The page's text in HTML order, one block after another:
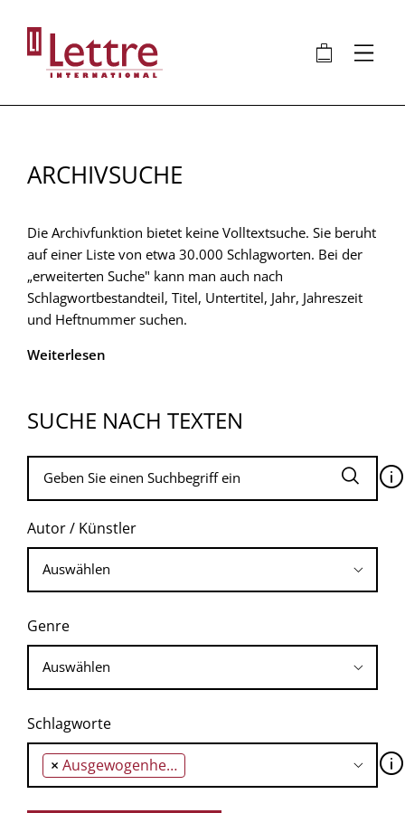
Inhalt
🛍 ⋮
ARCHIVSUCHE
Die Archivfunktion bietet keine Volltextsuche. Sie beruht
auf einer Liste von etwa 30.000 Schlagworten. Bei der
„erweiterten Suche" kann man auch nach
Schlagwortbestandteil, Titel, Untertitel, Jahr, Jahreszeit
und Heftnummer suchen.
Weiterlesen
SUCHE NACH TEXTEN
🛈
Autor / Künstler
Genre
Schlagworte
× Ausgewogenheit und Wahnsinn 🛈